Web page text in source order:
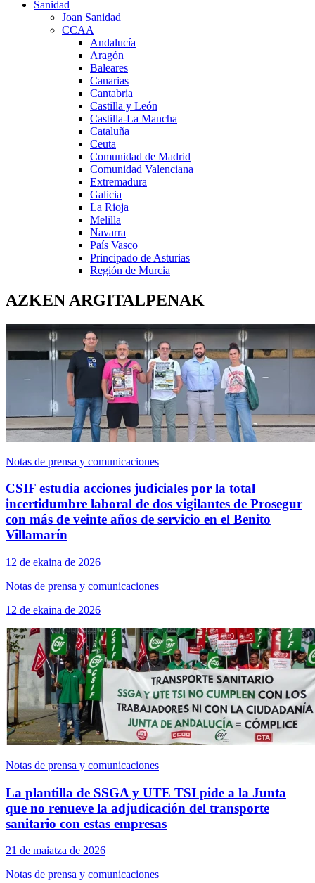
Sanidad
Joan Sanidad
CCAA
Andalucía
Aragón
Baleares
Canarias
Cantabria
Castilla y León
Castilla-La Mancha
Cataluña
Ceuta
Comunidad de Madrid
Comunidad Valenciana
Extremadura
Galicia
La Rioja
Melilla
Navarra
País Vasco
Principado de Asturias
Región de Murcia
AZKEN ARGITALPENAK
Notas de prensa y comunicaciones
CSIF estudia acciones judiciales por la total
incertidumbre laboral de dos vigilantes de Prosegur
con más de veinte años de servicio en el Benito
Villamarín
12 de ekaina de 2026
Notas de prensa y comunicaciones
12 de ekaina de 2026
Notas de prensa y comunicaciones
La plantilla de SSGA y UTE TSI pide a la Junta
que no renueve la adjudicación del transporte
sanitario con estas empresas
21 de maiatza de 2026
Notas de prensa y comunicaciones